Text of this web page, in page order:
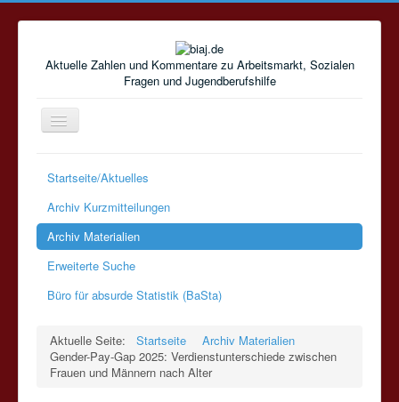
Aktuelle Zahlen und Kommentare zu Arbeitsmarkt, Sozialen
Fragen und Jugendberufshilfe
Navigation
an/aus
Startseite/Aktuelles
Archiv Kurzmitteilungen
Archiv Materialien
Erweiterte Suche
Büro für absurde Statistik (BaSta)
Aktuelle Seite: Startseite
Archiv Materialien
Gender-Pay-Gap 2025: Verdienstunterschiede zwischen
Frauen und Männern nach Alter